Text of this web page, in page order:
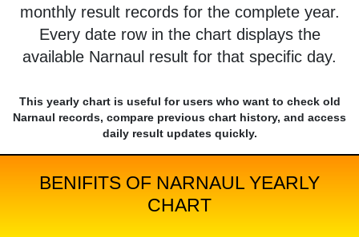
monthly result records for the complete year.
Every date row in the chart displays the
available Narnaul result for that specific day.
This yearly chart is useful for users who want to check old
Narnaul records, compare previous chart history, and access
daily result updates quickly.
BENIFITS OF NARNAUL YEARLY
CHART